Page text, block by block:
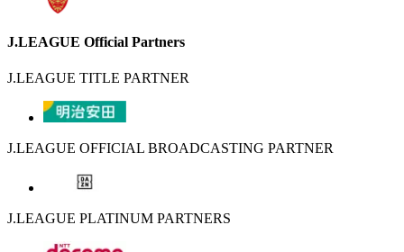
J.LEAGUE Official Partners
J.LEAGUE TITLE PARTNER
J.LEAGUE OFFICIAL BROADCASTING PARTNER
J.LEAGUE PLATINUM PARTNERS